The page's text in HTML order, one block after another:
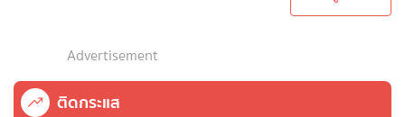
Advertisement
ติดกระแส